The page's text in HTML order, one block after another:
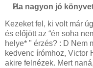
Ha nagyon jó
Kezeket fel, ki volt már
és előjött az “én soha
helye* " érzés? : D Nem
kedvenc írómhoz, Victor
akire felnézek. Mert